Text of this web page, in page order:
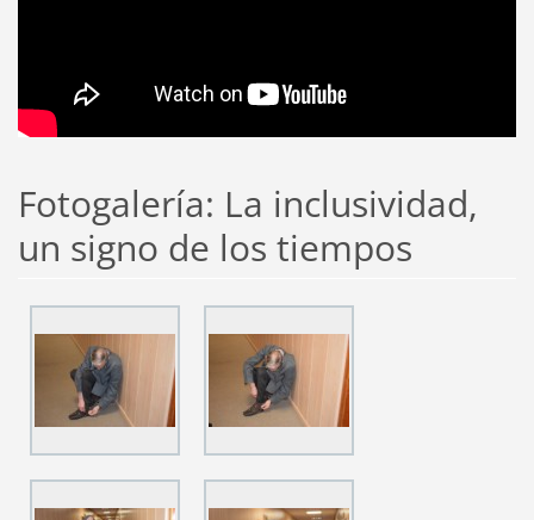
Fotogalería: La inclusividad,
un signo de los tiempos